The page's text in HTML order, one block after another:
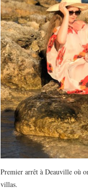
Premier arrêt à Deauville où
villas.